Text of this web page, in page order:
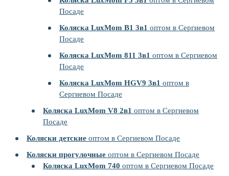
Посаде
Коляска LuxMom B1 3в1 оптом в Сергиевом
Посаде
Коляска LuxMom 811 3в1 оптом в Сергиевом
Посаде
Коляска LuxMom HGV9 3в1 оптом в
Сергиевом Посаде
Коляска LuxMom V8 2в1 оптом в Сергиевом
Посаде
Коляски детские оптом в Сергиевом Посаде
Коляски прогулочные оптом в Сергиевом Посаде
Коляска LuxMom 740 оптом в Сергиевом Посаде